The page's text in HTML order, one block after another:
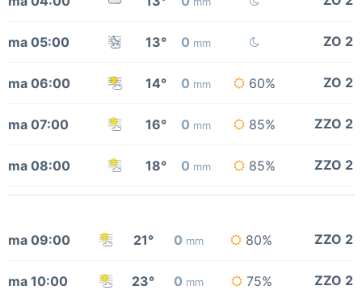
ma 05:00 13° 0 mm ZO 2
ma 06:00 14° 0 mm 60% ZO 2
ma 07:00 16° 0 mm 85% ZZO 2
ma 08:00 18° 0 mm 85% ZZO 2
ma 09:00 21° 0 mm 80% ZZO 2
ma 10:00 23° 0 mm 75% ZZO 2